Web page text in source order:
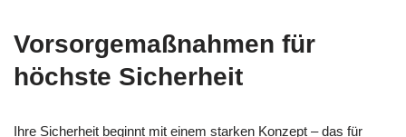
Vorsorgemaßnahmen für
höchste Sicherheit
Ihre Sicherheit beginnt mit einem starken Konzept – das für